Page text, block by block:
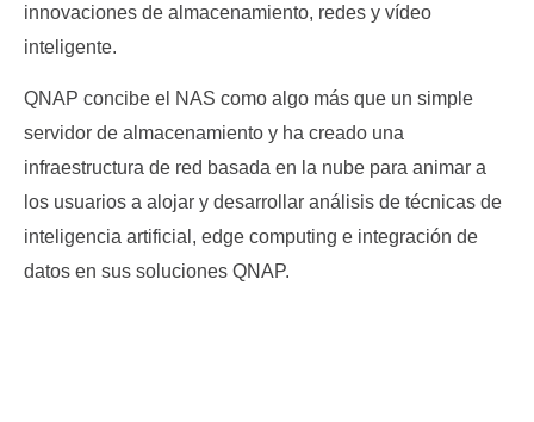
innovaciones de almacenamiento, redes y vídeo
inteligente.
QNAP concibe el NAS como algo más que un simple
servidor de almacenamiento y ha creado una
infraestructura de red basada en la nube para animar a
los usuarios a alojar y desarrollar análisis de técnicas de
inteligencia artificial, edge computing e integración de
datos en sus soluciones QNAP.